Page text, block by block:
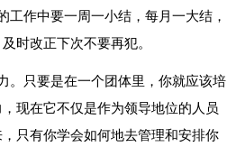
工作中要一周一小结，每月一大结，
时改正下次不要再犯。
。只要是在一个团体里，你就应该培
现在它不仅是作为领导地位的人员
只有你学会如何地去管理和安排你